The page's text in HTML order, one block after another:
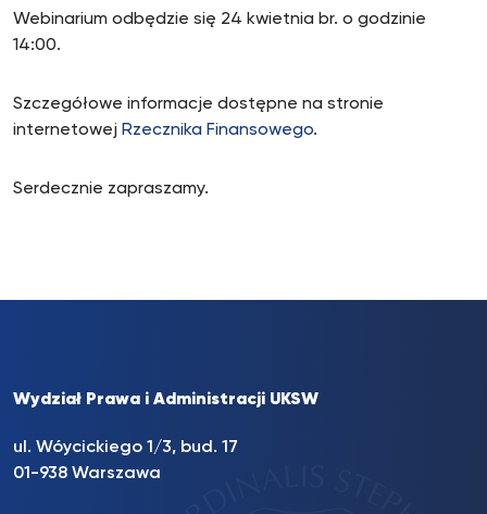
Webinarium odbędzie się 24 kwietnia br. o godzinie
14:00.
Szczegółowe informacje dostępne na stronie
internetowej Rzecznika Finansowego.
Serdecznie zapraszamy.
Wydział Prawa i Administracji UKSW
ul. Wóycickiego 1/3, bud. 17
01-938 Warszawa